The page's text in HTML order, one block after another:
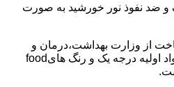
و ضد نفوذ نور خورشید به صورت
از وزارت بهداشت،درمان و
آموزش پزشکی هستند و از مواد اولیه درجه یک و رنگ هایfood